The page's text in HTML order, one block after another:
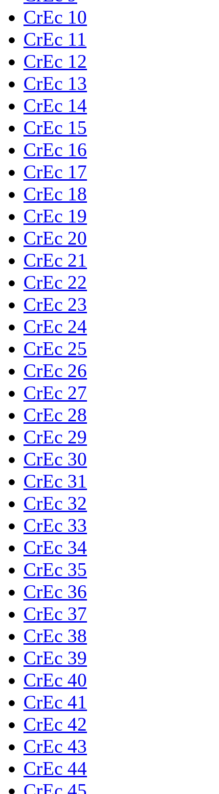
CrEc 10
CrEc 11
CrEc 12
CrEc 13
CrEc 14
CrEc 15
CrEc 16
CrEc 17
CrEc 18
CrEc 19
CrEc 20
CrEc 21
CrEc 22
CrEc 23
CrEc 24
CrEc 25
CrEc 26
CrEc 27
CrEc 28
CrEc 29
CrEc 30
CrEc 31
CrEc 32
CrEc 33
CrEc 34
CrEc 35
CrEc 36
CrEc 37
CrEc 38
CrEc 39
CrEc 40
CrEc 41
CrEc 42
CrEc 43
CrEc 44